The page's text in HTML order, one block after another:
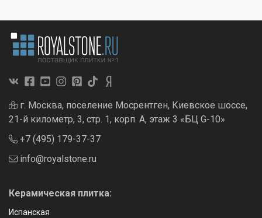
г. Москва, поселение Мосрентген, Киевское шоссе,
21-й километр, 3, стр. 1, корп. А, этаж 3 «БЦ G-10»
+7 (495) 179-37-37
info@royalstone.ru
Керамическая плитка:
Испанская